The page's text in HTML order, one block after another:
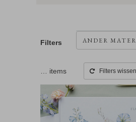
Filters ANDER
items Filters wissen